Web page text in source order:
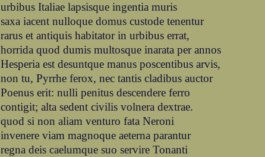
urbibus Italiae lapsisque ingentia muris
saxa iacent nulloque domus custode tenentur
rarus et antiquis habitator in urbibus errat,
horrida quod dumis multosque inarata per annos
Hesperia est desuntque manus poscentibus arvis,
non tu, Pyrrhe ferox, nec tantis cladibus auctor
Poenus erit: nulli penitus descendere ferro
contigit; alta sedent civilis volnera dextrae.
quod si non aliam venturo fata Neroni
invenere viam magnoque aeterna parantur
regna deis caelumque suo servire Tonanti